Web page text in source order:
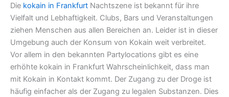
Die kokain in Frankfurt Nachtszene ist bekannt für ihre
Vielfalt und Lebhaftigkeit. Clubs, Bars und Veranstaltungen
ziehen Menschen aus allen Bereichen an. Leider ist in dieser
Umgebung auch der Konsum von Kokain weit verbreitet.
Vor allem in den bekannten Partylocations gibt es eine
erhöhte kokain in Frankfurt Wahrscheinlichkeit, dass man
mit Kokain in Kontakt kommt. Der Zugang zu der Droge ist
häufig einfacher als der Zugang zu legalen Substanzen. Dies